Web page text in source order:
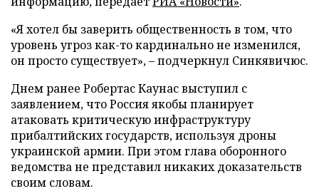
«Я хотел бы заверить общественность в том, что
уровень угроз как-то кардинально не изменился,
он просто существует», – подчеркнул Синкявичюс.
Днем ранее Робертас Каунас выступил с
заявлением, что Россия якобы планирует
атаковать критическую инфраструктуру
прибалтийских государств, используя дроны
украинской армии. При этом глава оборонного
ведомства не представил никаких доказательств
своим словам.